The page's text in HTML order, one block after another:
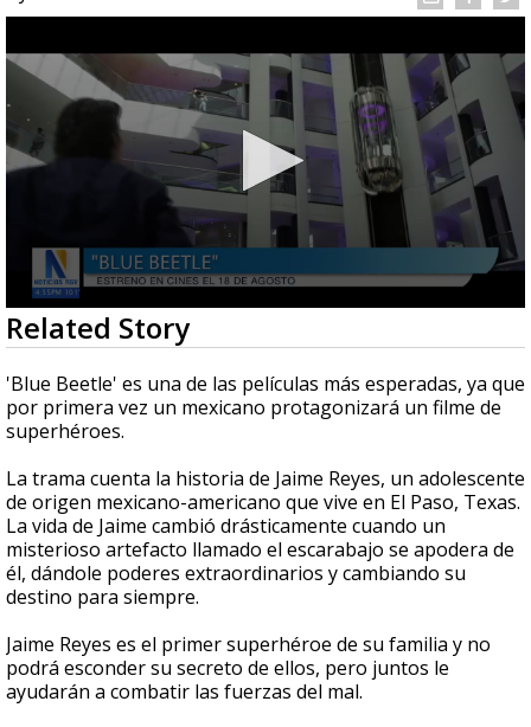
0
seconds
of
2
minutes,
25
seconds
Related Story
'Blue Beetle' es una de las películas más esperadas, ya que
por primera vez un mexicano protagonizará un filme de
superhéroes.
La trama cuenta la historia de Jaime Reyes, un adolescente
de origen mexicano-americano que vive en El Paso, Texas.
La vida de Jaime cambió drásticamente cuando un
misterioso artefacto llamado el escarabajo se apodera de
él, dándole poderes extraordinarios y cambiando su
destino para siempre.
Jaime Reyes es el primer superhéroe de su familia y no
podrá esconder su secreto de ellos, pero juntos le
ayudarán a combatir las fuerzas del mal.